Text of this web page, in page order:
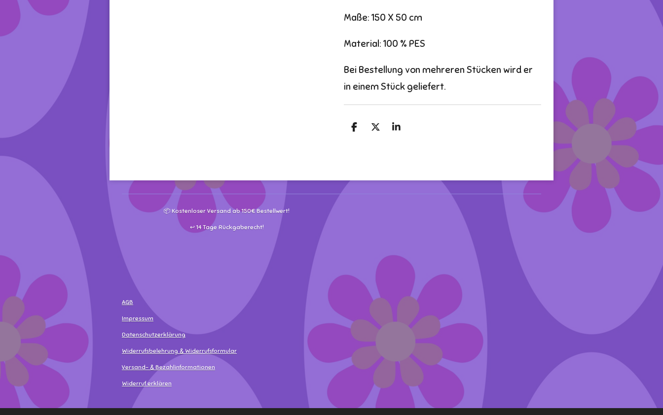
Maße: 150 X 50 cm
Material: 100 % PES
Bei Bestellung von mehreren Stücken wird er
in einem Stück geliefert.
T
T
T
📦 Kostenloser Versand ab 150€ Bestellwert!
↩️ 14 Tage Rückgaberecht!
AGB
Impressum
Datenschutzerklärung
Widerrufsbelehrung & Widerrufsformular
Versand- & Bezahlinformationen
Widerruf erklären
© 2025 - 2026 MamaLea